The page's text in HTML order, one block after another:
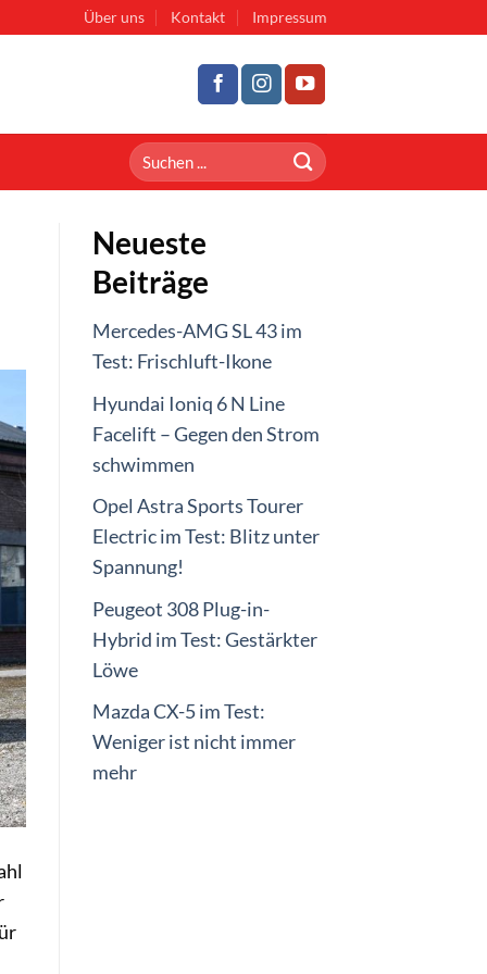
Über uns Kontakt Impressum
Neueste
Beiträge
Mercedes-AMG SL 43 im
Test: Frischluft-Ikone
Hyundai Ioniq 6 N Line
Facelift – Gegen den Strom
schwimmen
Opel Astra Sports Tourer
Electric im Test: Blitz unter
Spannung!
Peugeot 308 Plug-in-
Hybrid im Test: Gestärkter
Löwe
Mazda CX-5 im Test:
Weniger ist nicht immer
mehr